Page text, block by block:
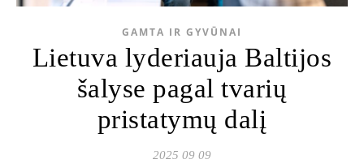
GAMTA IR GYVŪNAI
Lietuva lyderiauja Baltijos
šalyse pagal tvarių
pristatymų dalį
2025 09 09